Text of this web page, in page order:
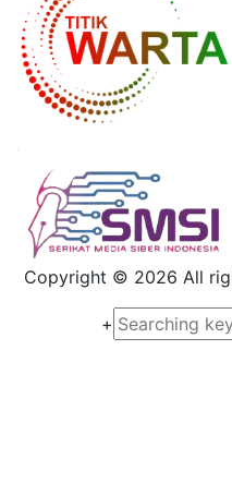
Copyright © 2026 All
+